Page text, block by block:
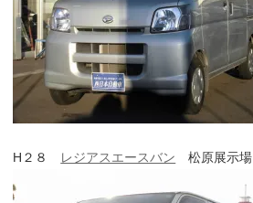
H２８ レジアスエースバン 松原展示場